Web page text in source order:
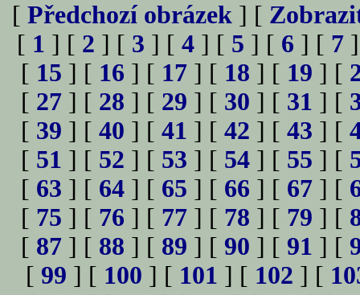
[ Předchozí obrázek ] [
[ 1 ] [ 2 ] [ 3 ] [ 4 ] [ 5 ] [ 6 ] [ 7
[ 15 ] [ 16 ] [ 17 ] [ 18 ] [ 19 ] [
[ 27 ] [ 28 ] [ 29 ] [ 30 ] [ 31 ] [
[ 39 ] [ 40 ] [ 41 ] [ 42 ] [ 43 ] [
[ 51 ] [ 52 ] [ 53 ] [ 54 ] [ 55 ] [
[ 63 ] [ 64 ] [ 65 ] [ 66 ] [ 67 ] [
[ 75 ] [ 76 ] [ 77 ] [ 78 ] [ 79 ] [
[ 87 ] [ 88 ] [ 89 ] [ 90 ] [ 91 ] [
[ 99 ] [ 100 ] [ 101 ] [ 102 ] [